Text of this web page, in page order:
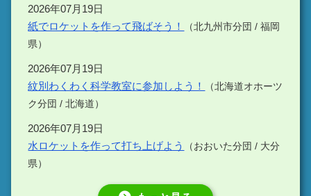
2026年07月19日
紙でロケットを作って飛ばそう！
（北九州市分団 / 福岡
県）
2026年07月19日
紋別わくわく科学教室に参加しよう！
（北海道オホーツ
ク分団 / 北海道）
2026年07月19日
水ロケットを作って打ち上げよう
（おおいた分団 / 大分
県）